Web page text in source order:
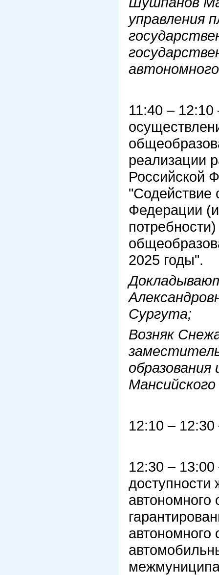
управления
11:40 –
реализации
Российской
"Содействие
Федерации
2025 годы".
Сургута;
Возняк
12:10 –
12:30 –
доступности